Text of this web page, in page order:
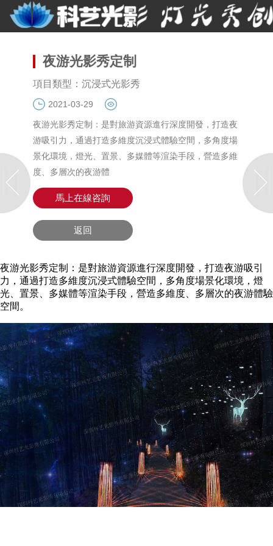
夜游光影秀定制
項目類型：沉浸式光影秀
2021-03-29
夜游光影秀定制：是對旅游資源進行深度開發，打造夜
游吸引力，通過打造多維度沉浸式體驗空間，多角度場
景化環境，燈光、置景、多媒體等渲染手段，營造多維
度、多層次的夜游體
馬上在線咨詢
返回
夜游光影秀定制：是對旅游資源進行深度開發，打造夜游吸引
力，通過打造多維度沉浸式體驗空間，多角度場景化環境，燈
光、置景、多媒體等渲染手段，營造多維度、多層次的夜游體驗
空間。